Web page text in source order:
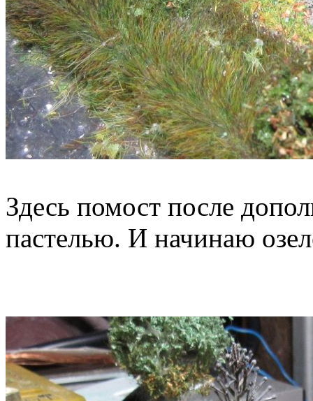
Здесь помост после
пастелью. И начинаю